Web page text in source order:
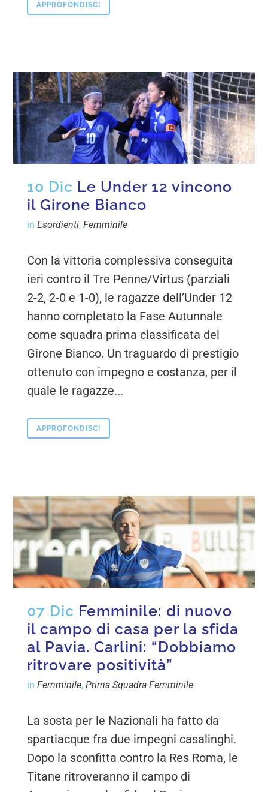
APPROFONDISCI
10 Dic Le Under 12 vincono
il Girone Bianco
inEsordienti,Femminile
Con la vittoria complessiva conseguita
ieri contro il Tre Penne/Virtus (parziali
2-2, 2-0 e 1-0), le ragazze dell’Under 12
hanno completato la Fase Autunnale
come squadra prima classificata del
Girone Bianco. Un traguardo di prestigio
ottenuto con impegno e costanza, per il
quale le ragazze...
APPROFONDISCI
07 Dic Femminile: di nuovo
il campo di casa per la sfida
al Pavia. Carlini: “Dobbiamo
ritrovare positività”
inFemminile,Prima Squadra Femminile
La sosta per le Nazionali ha fatto da
spartiacque fra due impegni casalinghi.
Dopo la sconfitta contro la Res Roma, le
Titane ritroveranno il campo di